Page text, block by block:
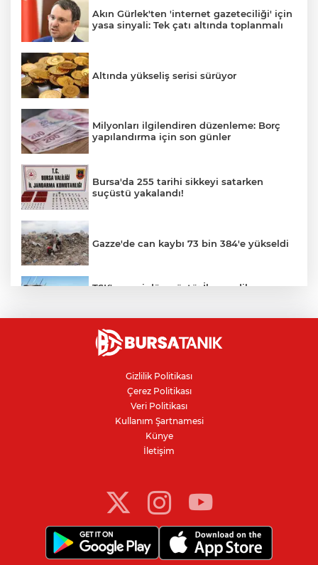
Akın Gürlek'ten 'internet gazeteciliği' için
yasa sinyali: Tek çatı altında toplanmalı
Altında yükseliş serisi sürüyor
Milyonları ilgilendiren düzenleme: Borç
yapılandırma için son günler
Bursa'da 255 tarihi sikkeyi satarken
suçüstü yakalandı!
Gazze'de can kaybı 73 bin 384'e yükseldi
TSK'ye geri dönmüştü: İhraç edilen
"Çerçeve Yasa" teklifi Adalet
Komisyonu'nda: İYİ Partili Türkeş ile
İznik Gölü kıyısında 70 milyon yıllık fosil
bulundu
Gizlilik Politikası
Çerez Politikası
Veri Politikası
Kullanım Şartnamesi
Künye
İletişim